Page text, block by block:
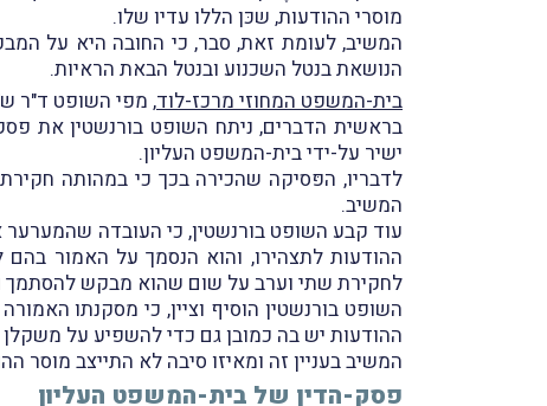
מוסרי ההודעות, שכּן הללו עדיו שלו.
המשיב, לעומת זאת, סבר, כי החובה היא על
הנושאת בנטל השכנוע ובנטל הבאת הראיות.
בית-המשפט המחוזי מרכז-לוד, מפי השופט ד"ר ש'
בראשית הדברים, ניתח השופט בורנשטין את
ישיר על-ידי בית-המשפט העליון.
לדבריו, הפּסיקה שהכירה בכך כי במהותה
המשיב.
עוד קבע השופט בורנשטין, כי העובדה
ההודעות לתצהירו, והוא הנסמך על האמור
לחקירת שתי וערב על שום שהוא מבקש להסתמך
השופט בורנשטין הוסיף וציין, כי מסקנתו
ההודעות יש בה כמובן גם כדי להשפיע על
המשיב בעניין זה ומאיזו סיבה לא התייצב מוסר
פסק-הדין של בית-המשפט העליון